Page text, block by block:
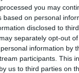
you may
based on personal
disclosed to
separately opt-out
information by
participants. This
us to third parties on